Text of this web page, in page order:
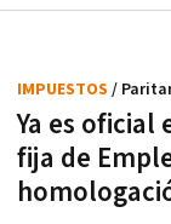
Ya es
fija de
IMPUESTOS /